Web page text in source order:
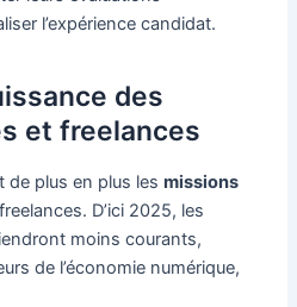
l’expérience candidat.
des
et freelances
de plus en plus lesmissions
D’ici 2025, les
moins courants,
de l’économie numérique,